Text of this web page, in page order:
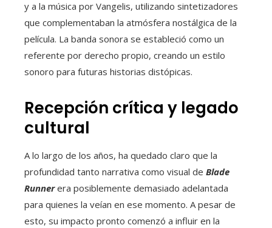
y a la música por Vangelis, utilizando sintetizadores
que complementaban la atmósfera nostálgica de la
película. La banda sonora se estableció como un
referente por derecho propio, creando un estilo
sonoro para futuras historias distópicas.
Recepción crítica y legado
cultural
A lo largo de los años, ha quedado claro que la
profundidad tanto narrativa como visual de Blade
Runnerera posiblemente demasiado adelantada
para quienes la veían en ese momento. A pesar de
esto, su impacto pronto comenzó a influir en la